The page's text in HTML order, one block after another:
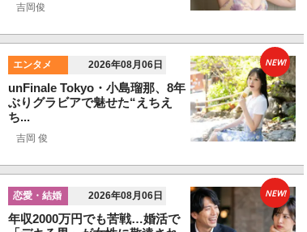
吉岡俊
エンタメ 2026年08月06日
unFinale Tokyo・小島瑠那、8年
ぶりグラビアで魅せた“えちえ
ち...
吉岡 俊
NEW!
恋愛・結婚 2026年08月06日
年収2000万円でも苦戦…婚活で
NEW!